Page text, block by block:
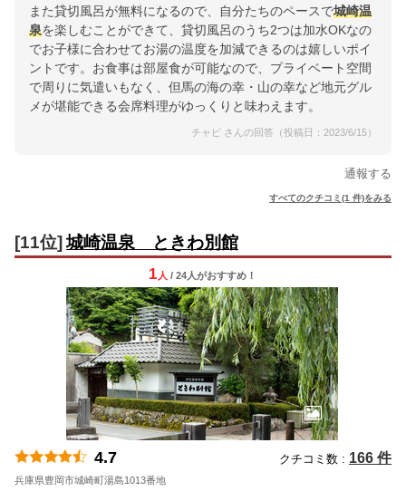
また貸切風呂が無料になるので、自分たちのペースで城崎温
泉を楽しむことができて、貸切風呂のうち2つは加水OKなの
でお子様に合わせてお湯の温度を加減できるのは嬉しいポイ
ントです。お食事は部屋食が可能なので、プライベート空間
で周りに気遣いもなく、但馬の海の幸・山の幸など地元グル
メが堪能できる会席料理がゆっくりと味わえます。
チャビ さんの回答（投稿日：2023/6/15）
通報する
すべてのクチコミ(1 件)をみる
[11位] 城崎温泉 ときわ別館
1 人 / 24人がおすすめ！
4.7 クチコミ数 : 166 件
兵庫県豊岡市城崎町湯島1013番地